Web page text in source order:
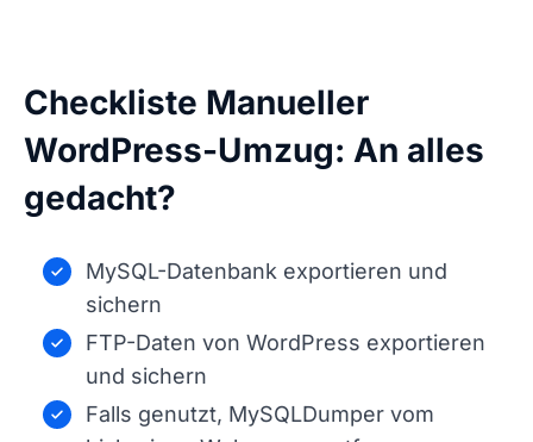
Checkliste Manueller
WordPress-Umzug: An alles
gedacht?
MySQL-Datenbank exportieren und
sichern
FTP-Daten von WordPress exportieren
und sichern
Falls genutzt, MySQLDumper vom